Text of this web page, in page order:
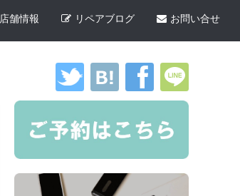
店舗情報 リペアブログ お問い合せ